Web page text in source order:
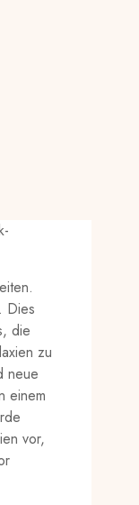
Dies
die
zu
neue
einem
vor,